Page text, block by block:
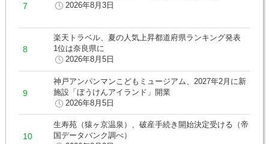
2026年8月3日
楽天トラベル、夏の人気上昇都道府県ランキング発表
1位は奈良県に
2026年8月5日
神戸アンパンマンこどもミュージアム、2027年2月に新
施設「ぼうけんアイランド」開業
2026年8月5日
生寿苑（猿ヶ京温泉）、破産手続き開始決定受ける（帝
国データバンク調べ）